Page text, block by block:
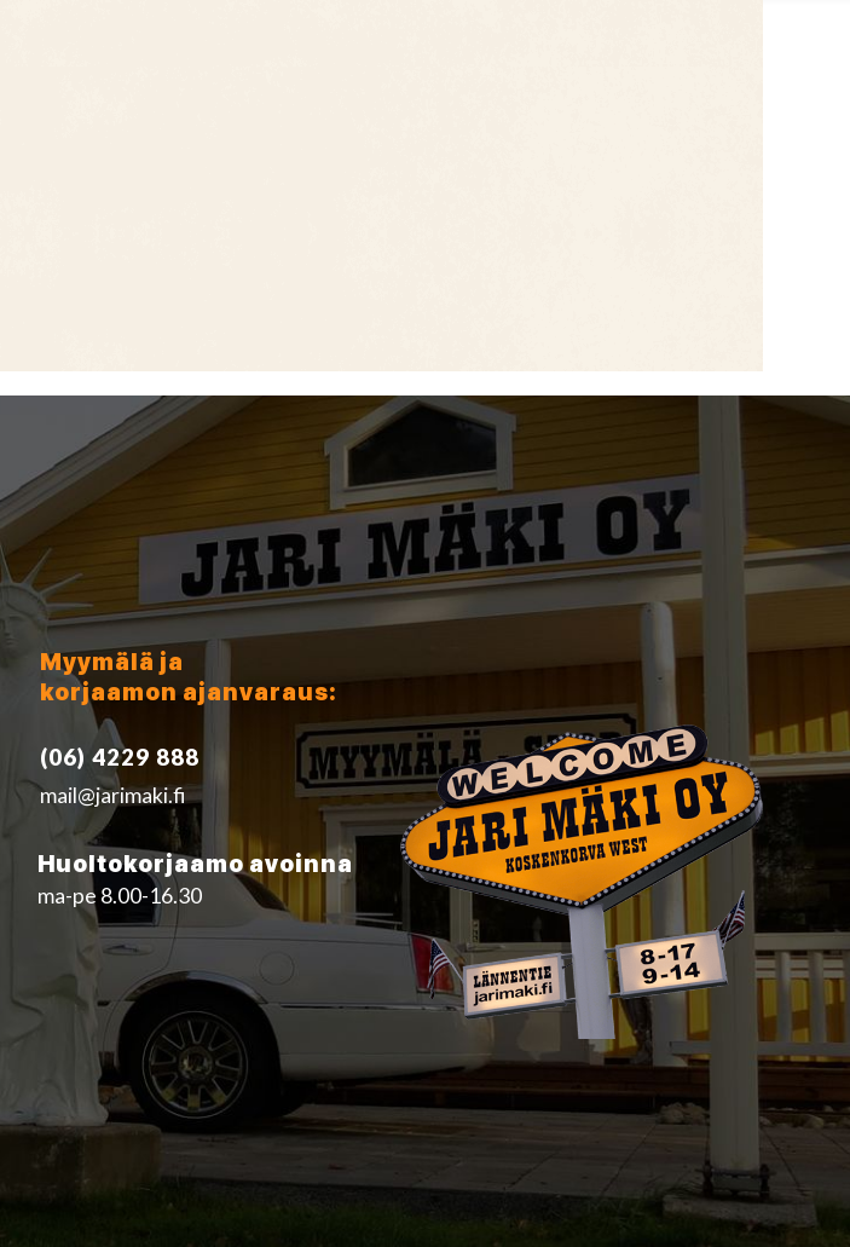
Myymälä ja
korjaamon ajanvaraus:
(06) 4229 888
mail@jarimaki.fi
Huoltokorjaamo avoinna
ma-pe 8.00-16.30